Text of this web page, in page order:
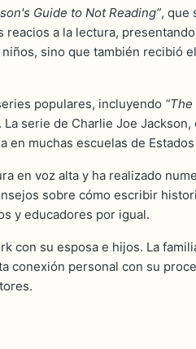
Guide to Not Reading”, que
a la lectura,
sino que también recibió
populares, incluyendo
serie de Charlie Joe
muchas escuelas de
en voz alta y ha realizado
sobre cómo escribir
y educadores por igual.
con su esposa e hijos. La
conexión personal con su